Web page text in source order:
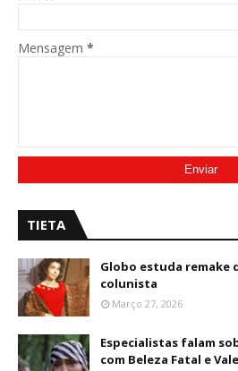
Mensagem *
TIETA
Globo estuda remake
colunista
Março 27, 2026
Especialistas falam
com Beleza Fatal e